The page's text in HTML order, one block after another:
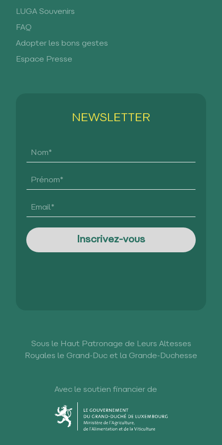
LUGA Souvenirs
FAQ
Adopter les bons gestes
Espace Presse
NEWSLETTER
Sous le Haut Patronage de Leurs Altesses
Royales le Grand-Duc et la Grande-Duchesse
Avec le soutien financier de